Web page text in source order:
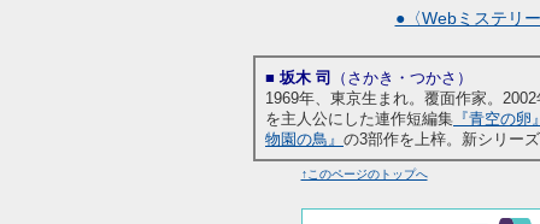
●〈Webミステリ
■ 坂木 司
（さかき・つかさ）
1969年、東京生まれ。覆面作家。
を主人公にした連作短編集 『青空の卵
物園の鳥』 の3部作を上梓。新シリーズ
↑このページのトップへ